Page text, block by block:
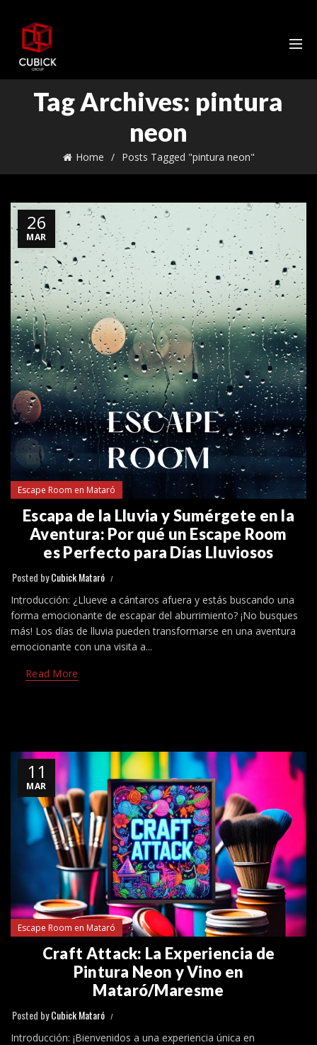
Tag Archives: pintura
neon
Home Posts Tagged "pintura neon"
26
MAR
Escape Room en Mataró
Escapa de la Lluvia y Sumérgete en la
Aventura: Por qué un Escape Room
es Perfecto para Días Lluviosos
Posted byCubick Mataró
Introducción: ¿Llueve a cántaros afuera y estás buscando una
forma emocionante de escapar del aburrimiento? ¡No busques
más! Los días de lluvia pueden transformarse en una aventura
emocionante con una visita a...
Read More
11
MAR
Escape Room en Mataró
Craft Attack: La Experiencia de
Pintura Neon y Vino en
Mataró/Maresme
Posted byCubick Mataró
Introducción: ¡Bienvenidos a una experiencia única en